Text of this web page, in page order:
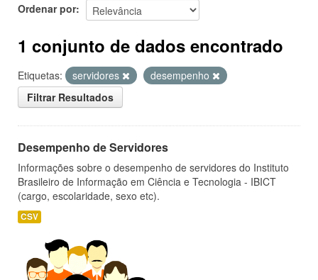
Ordenar por
1 conjunto de dados encontrado
Etiquetas: servidores
desempenho
Filtrar Resultados
Desempenho de Servidores
Informações sobre o desempenho de servidores do Instituto
Brasileiro de Informação em Ciência e Tecnologia - IBICT
(cargo, escolaridade, sexo etc).
CSV